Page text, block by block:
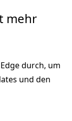
mehr
durch, um
und den